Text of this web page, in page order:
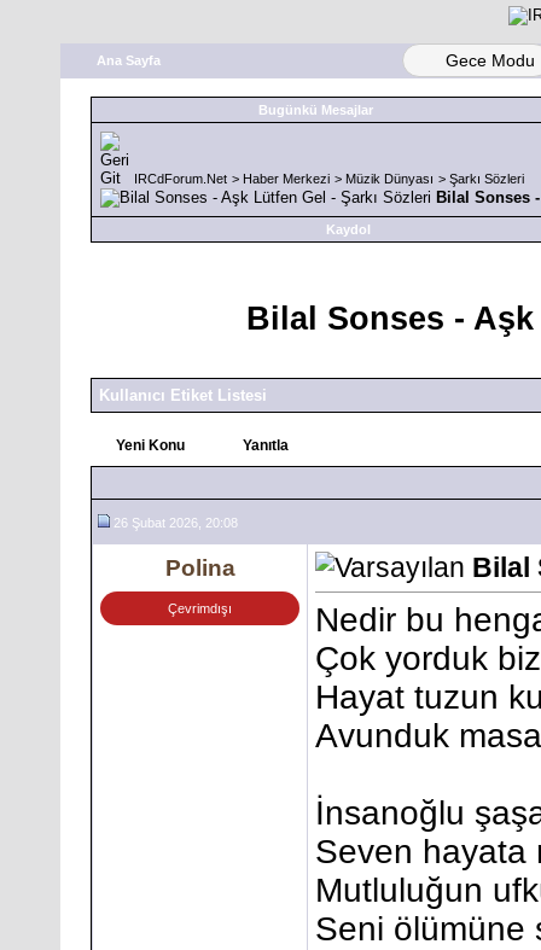
Ana Sayfa Gece Modu
Bugünkü Mesajlar
IRCdForum.Net > Haber Merkezi > Müzik Dünyası > Şarkı Sözleri
Bilal Sonses
Kaydol
Bilal Sonses -
Kullanıcı Etiket Listesi
Yeni Konu Yanıtla
26 Şubat 2026, 20:08
Polina
Çevrimdışı
Bilal
Nedir bu
Çok yorduk
Hayat tuzun
Avunduk
İnsanoğlu
Seven hayata
Mutluluğun
Seni ölümüne